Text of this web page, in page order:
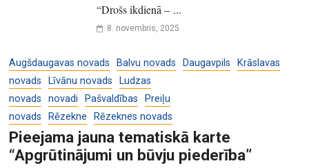
“Drošs ikdienā – ...
8. novembris, 2025
Augšdaugavas novads Balvu novads Daugavpils
Krāslavas
novads
Līvānu novads
Ludzas
novads
novadi Pašvaldības
Preiļu
novads
Rēzekne Rēzeknes novads
Pieejama jauna tematiskā karte
“Apgrūtinājumi un būvju piederība”